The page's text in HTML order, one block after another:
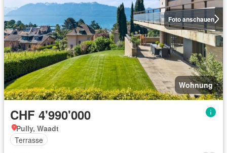
Foto anschauen
Wohnung
CHF 4'990'000
Pully, Waadt
Terrasse